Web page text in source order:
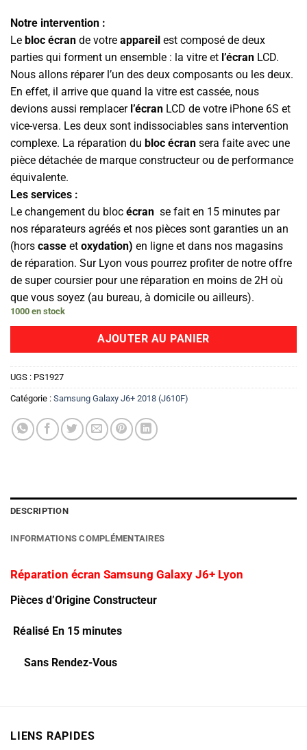
Notre intervention :
Le bloc écran de votre appareil est composé de deux
parties qui forment un ensemble : la vitre et l’écran LCD.
Nous allons réparer l’un des deux composants ou les deux.
En effet, il arrive que quand la vitre est cassée, nous
devions aussi remplacer l’écran LCD de votre iPhone 6S et
vice-versa. Les deux sont indissociables sans intervention
complexe. La réparation du bloc écran sera faite avec une
pièce détachée de marque constructeur ou de performance
équivalente.
Les services :
Le changement du bloc écran se fait en 15 minutes par
nos réparateurs agréés et nos pièces sont garanties un an
(hors casse et oxydation) en ligne et dans nos magasins
de réparation. Sur Lyon vous pourrez profiter de notre offre
de super coursier pour une réparation en moins de 2H où
que vous soyez (au bureau, à domicile ou ailleurs).
1000 en stock
AJOUTER AU PANIER
UGS : PS1927
Catégorie : Samsung Galaxy J6+ 2018 (J610F)
DESCRIPTION
INFORMATIONS COMPLÉMENTAIRES
Réparation écran Samsung Galaxy J6+ Lyon
Pièces d’Origine Constructeur
Réalisé En 15 minutes
Sans Rendez-Vous
LIENS RAPIDES